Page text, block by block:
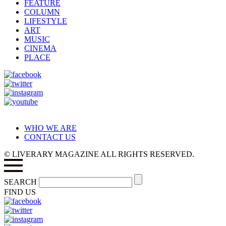
FEATURE
COLUMN
LIFESTYLE
ART
MUSIC
CINEMA
PLACE
WHO WE ARE
CONTACT US
© LIVERARY MAGAZINE ALL RIGHTS RESERVED.
SEARCH
FIND US